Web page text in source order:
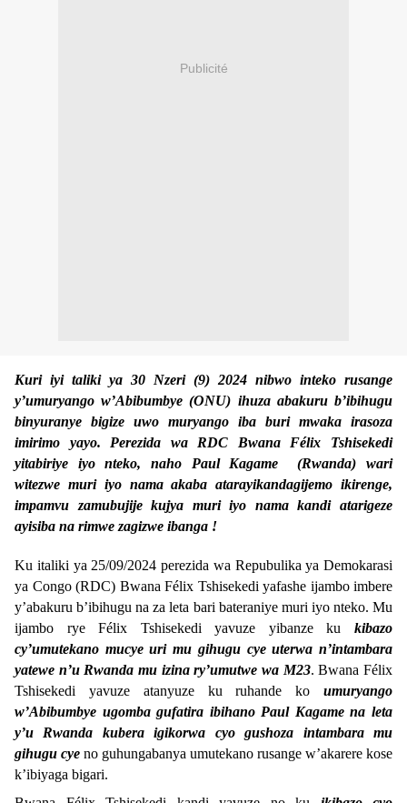
Publicité
Kuri iyi taliki ya 30 Nzeri (9) 2024 nibwo inteko rusange
y’umuryango w’Abibumbye (ONU) ihuza abakuru b’ibihugu
binyuranye bigize uwo muryango iba buri mwaka irasoza
imirimo yayo. Perezida wa RDC Bwana Félix Tshisekedi
yitabiriye iyo nteko, naho Paul Kagame (Rwanda) wari
witezwe muri iyo nama akaba atarayikandagijemo ikirenge,
impamvu zamubujije kujya muri iyo nama kandi atarigeze
ayisiba na rimwe zagizwe ibanga !
Ku italiki ya 25/09/2024 perezida wa Repubulika ya Demokarasi
ya Congo (RDC) Bwana Félix Tshisekedi yafashe ijambo imbere
y’abakuru b’ibihugu na za leta bari bateraniye muri iyo nteko. Mu
ijambo rye Félix Tshisekedi yavuze yibanze ku kibazo
cy’umutekano mucye uri mu gihugu cye uterwa n’intambara
yatewe n’u Rwanda mu izina ry’umutwe wa M23. Bwana Félix
Tshisekedi yavuze atanyuze ku ruhande ko umuryango
w’Abibumbye ugomba gufatira ibihano Paul Kagame na leta
y’u Rwanda kubera igikorwa cyo gushoza intambara mu
gihugu cye no guhungabanya umutekano rusange w’akarere kose
k’ibiyaga bigari.